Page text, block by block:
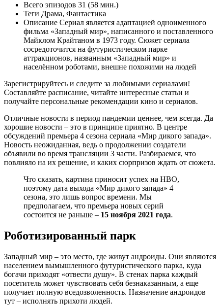
Всего эпизодов 31 (58 мин.)
Теги Драма, Фантастика
Описание Сериал является адаптацией одноименного
фильма «Западный мир», написанного и поставленного
Майклом Крайтаном в 1973 году. Сюжет сериала
сосредоточится на футуристическом парке
аттракционов, названным «Западный мир» и
населённом роботами, внешне похожими на людей
Зарегистрируйтесь и следите за любимыми сериалами!
Составляйте расписание, читайте интересные статьи и
получайте персональные рекомендации кино и сериалов.
Отличные новости в период пандемии ценнее, чем всегда. Да
хорошие новости – это в принципе приятно. В центре
обсуждений премьера 4 сезона сериала «Мир дикого запада».
Новость неожиданная, ведь о продолжении создатели
объявили во время трансляции 3 части. Разбираемся, что
повлияло на их решение, и каких сюрпризов ждать от сюжета.
Что сказать, картина приносит успех на HBO,
поэтому дата выхода «Мир дикого запада» 4
сезона, это лишь вопрос времени. Мы
предполагаем, что премьера новых серий
состоится не раньше – 15 ноября 2021 года.
Роботизированный парк
Западный мир – это место, где живут андроиды. Они являются
населением вымышленного футуристического парка, куда
богачи приходят «отвести душу». В стенах парка каждый
посетитель может чувствовать себя безнаказанным, а еще
получает полную вседозволенность. Назначение андроидов
тут – исполнять прихоти людей.